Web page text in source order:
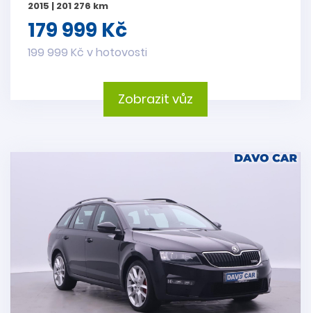
2015 | 201 276 km
179 999 Kč
199 999 Kč v hotovosti
Zobrazit vůz